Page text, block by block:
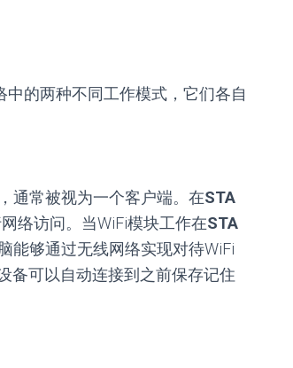
中的两种不同工作模式，它们各自
通常被视为一个客户端。在STA
络访问。当WiFi模块工作在STA
能够通过无线网络实现对待WiFi
备可以自动连接到之前保存记住